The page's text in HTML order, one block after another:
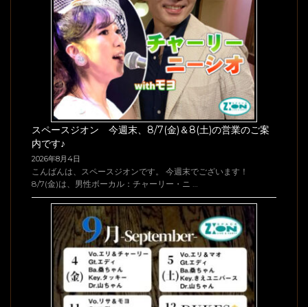
スペースジオン 今週末、8/7(金)＆8(土)の営業のご案
内です♪
2026年8月4日
こんばんは、スペースジオンです。 今週末でございます！
8/7(金)は、男性ボーカル：チャーリー・ニ …